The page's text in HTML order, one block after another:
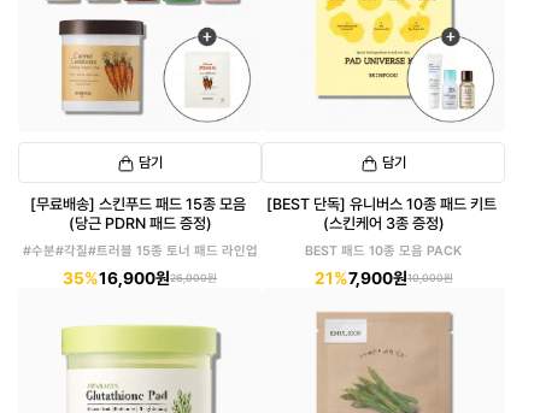
담기
[무료배송] 스킨푸드 패드 15종 모음
(당근 PDRN 패드 증정)
#수분#각질#트러블 15종 토너 패드 라인업
35%16,900원26,000원
담기
[BEST 단독] 유니버스 10종 패드 키트
(스킨케어 3종 증정)
BEST 패드 10종 모음 PACK
21%7,900원10,000원